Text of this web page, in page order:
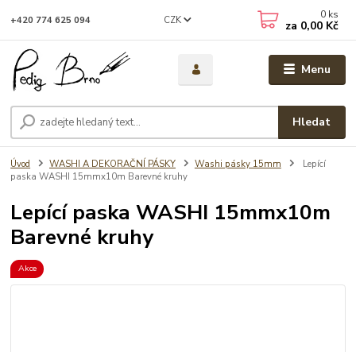
Menu
CZK
Hledat
+420 774 625 094 0 ks
za 0,00 Kč
Úvod WASHI A DEKORAČNÍ PÁSKY Washi pásky 15mm
Lepící
paska WASHI 15mmx10m Barevné kruhy
Lepící paska WASHI 15mmx10m
Barevné kruhy
Akce